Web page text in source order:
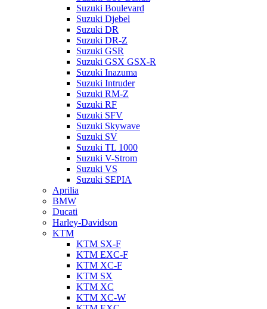
Suzuki Boulevard
Suzuki Djebel
Suzuki DR
Suzuki DR-Z
Suzuki GSR
Suzuki GSX GSX-R
Suzuki Inazuma
Suzuki Intruder
Suzuki RM-Z
Suzuki RF
Suzuki SFV
Suzuki Skywave
Suzuki SV
Suzuki TL 1000
Suzuki V-Strom
Suzuki VS
Suzuki SEPIA
Aprilia
BMW
Ducati
Harley-Davidson
KTM
KTM SX-F
KTM EXC-F
KTM XC-F
KTM SX
KTM XC
KTM XC-W